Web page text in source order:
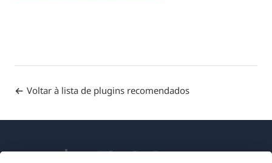
Voltar à lista de plugins recomendados